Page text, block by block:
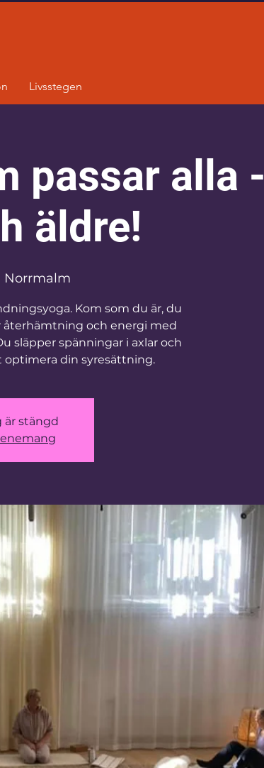
Livsstegen
passar alla -
äldre!
Norrmalm
Kom som du är, du
återhämtning och energi med
släpper spänningar i axlar och
din syresättning.
är stängd